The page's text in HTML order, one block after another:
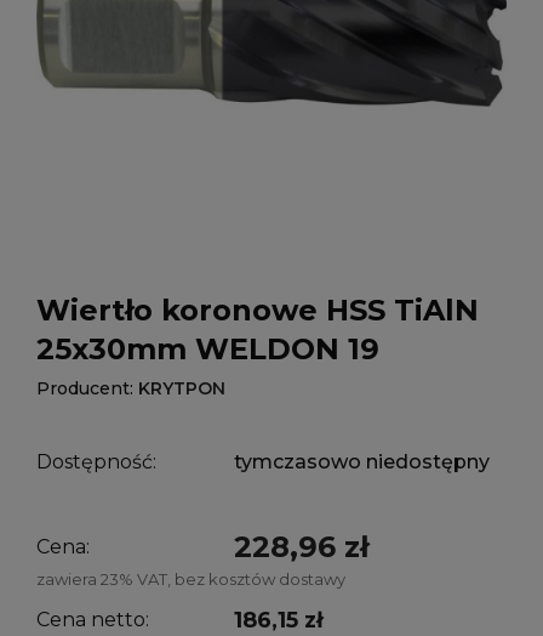
Wiertło koronowe HSS TiAlN
25x30mm WELDON 19
Producent: KRYTPON
Dostępność: tymczasowo niedostępny
Cena: 228,96 zł
zawiera 23% VAT, bez kosztów dostawy
Cena netto: 186,15 zł